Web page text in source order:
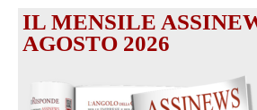
IL MENSILE
AGOSTO 2026